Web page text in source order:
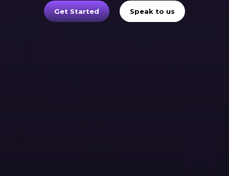
Speak to us
Get Started